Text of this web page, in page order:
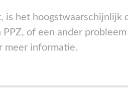
is het hoogstwaarschijnlijk
of een ander
meer informatie.